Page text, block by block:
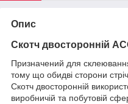
Опис
Скотч двосторонній
Призначений для
тому що обидві сторони
Скотч двосторонній
виробничій та побутовій